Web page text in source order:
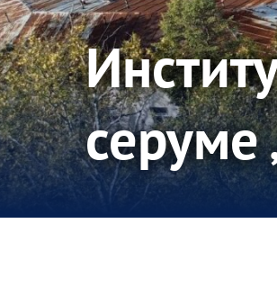
серуме